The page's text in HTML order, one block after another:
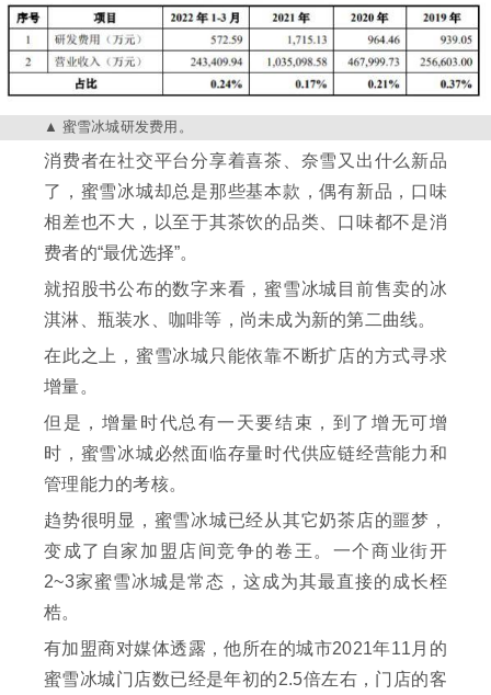
蜜雪冰城研发费用。
消费者在社交平台分享着喜茶、奈雪又出什么新品
了，蜜雪冰城却总是那些基本款，偶有新品，口味
相差也不大，以至于其茶饮的品类、口味都不是消
费者的“最优选择”。
就招股书公布的数字来看，蜜雪冰城目前售卖的冰
淇淋、瓶装水、咖啡等，尚未成为新的第二曲线。
在此之上，蜜雪冰城只能依靠不断扩店的方式寻求
增量。
但是，增量时代总有一天要结束，到了增无可增
时，蜜雪冰城必然面临存量时代供应链经营能力和
管理能力的考核。
趋势很明显，蜜雪冰城已经从其它奶茶店的噩梦，
变成了自家加盟店间竞争的卷王。一个商业街开
2~3家蜜雪冰城是常态，这成为其最直接的成长桎
梏。
有加盟商对媒体透露，他所在的城市2021年11月的
蜜雪冰城门店数已经是年初的2.5倍左右，门店的客